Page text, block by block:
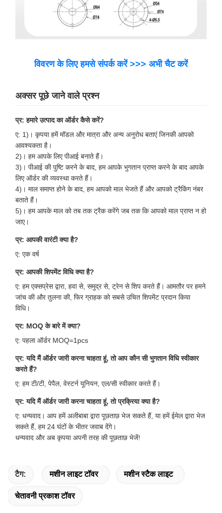
विवरण के लिए हमसे संपर्क करें >>> अभी चैट करें
अक्सर पूछे जाने वाले प्रश्न
प्र: हमारे उत्पाद का ऑर्डर कैसे करें?
ए: 1)। कृपया हमें मॉडल और मात्रा और अन्य अनुरोध बताएं जिनकी आपको
आवश्यकता है।
2)। हम आपके लिए पीआई बनाते हैं।
3)। पीआई की पुष्टि करने के बाद, हम आपके भुगतान प्राप्त करने के बाद आपके
लिए ऑर्डर की व्यवस्था करते हैं।
4)। माल समाप्त होने के बाद, हम आपको माल भेजते हैं और आपको ट्रैकिंग नंबर
बताते हैं।
5)। हम आपके माल को तब तक ट्रैक करेंगे जब तक कि आपको माल प्राप्त न हो
जाए।
प्र: आपकी वारंटी क्या है?
ए: एक वर्ष
प्र: आपकी शिपमेंट विधि क्या है?
ए: हम एक्सप्रेस द्वारा, हवा से, समुद्र से, ट्रेन से शिप करते हैं। आमतौर पर हमने
जांच की और तुलना की, फिर ग्राहक को सबसे उचित शिपमेंट प्रदान किया
विधि।
प्र: MOQ के बारे में क्या?
ए: पहला ऑर्डर MOQ=1pcs
प्र: यदि मैं ऑर्डर जारी करना चाहता हूं, तो आप कौन सी भुगतान विधि स्वीकार
करते हैं?
ए: हम टी/टी, पेपैल, वेस्टर्न यूनियन, एल/सी स्वीकार करते हैं।
प्र: यदि मैं ऑर्डर जारी करना चाहता हूं, तो प्रक्रिया क्या है?
ए: धन्यवाद। आप हमें अलीबाबा द्वारा पूछताछ भेज सकते हैं, या हमें ईमेल द्वारा भेज
सकते हैं, हम 24 घंटों के भीतर जवाब देंगे।
धन्यवाद और अब कृपया अपनी तरह की पूछताछ भेजें!
टैग: मशीन लाइट टॉवर मशीन स्टैक लाइट
चेतावनी प्रकाश टॉवर